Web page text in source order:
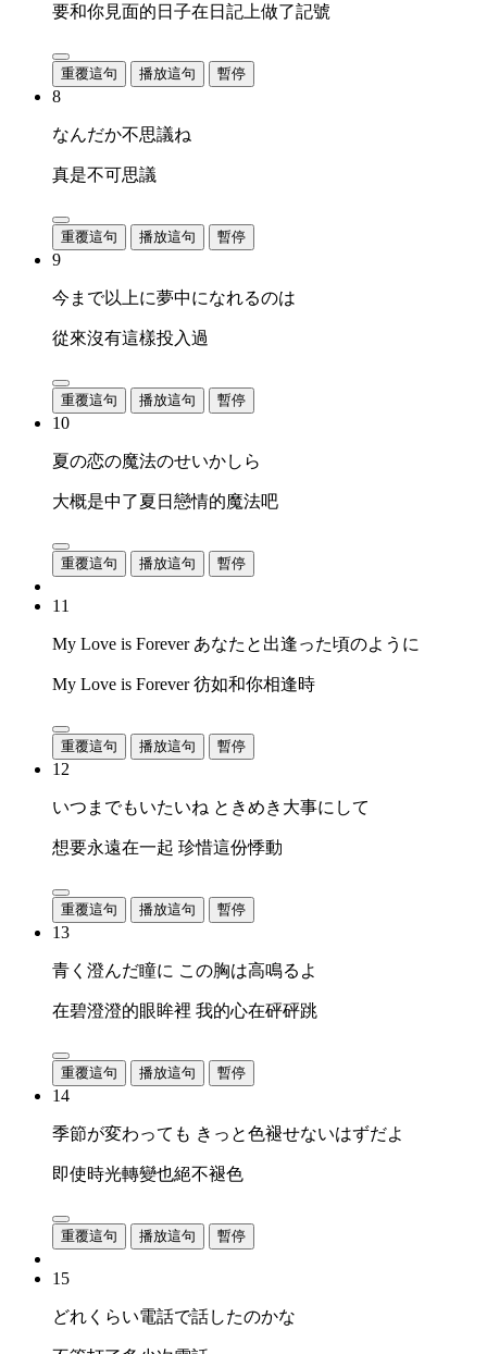
要和你見面的日子在日記上做了記號
重覆這句 播放這句 暫停
8
なんだか不思議ね
真是不可思議
重覆這句 播放這句 暫停
9
今まで以上に夢中になれるのは
從來沒有這樣投入過
重覆這句 播放這句 暫停
10
夏の恋の魔法のせいかしら
大概是中了夏日戀情的魔法吧
重覆這句 播放這句 暫停
11
My Love is Forever あなたと出逢った頃のように
My Love is Forever 彷如和你相逢時
重覆這句 播放這句 暫停
12
いつまでもいたいね ときめき大事にして
想要永遠在一起 珍惜這份悸動
重覆這句 播放這句 暫停
13
青く澄んだ瞳に この胸は高鳴るよ
在碧澄澄的眼眸裡 我的心在砰砰跳
重覆這句 播放這句 暫停
14
季節が変わっても きっと色褪せないはずだよ
即使時光轉變也絕不褪色
重覆這句 播放這句 暫停
15
どれくらい電話で話したのかな